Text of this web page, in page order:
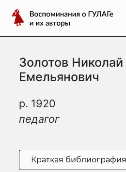
содержимому
Воспоминания
о
ГУЛАГе
их
авторы
Золотов Николай
Емельянович
р. 1920
педагог
Краткая библиография